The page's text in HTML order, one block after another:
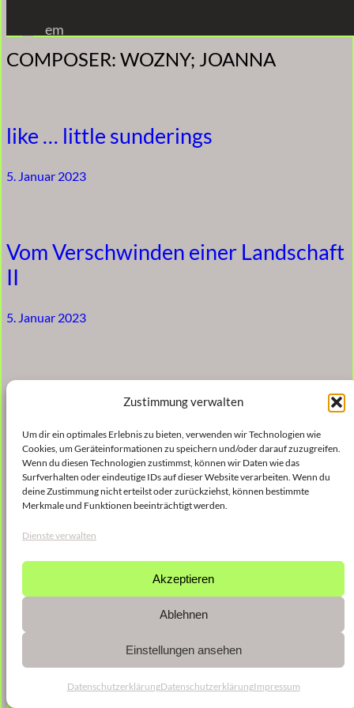
Zustimmung verwalten
Um dir ein optimales Erlebnis zu bieten, verwenden wir Technologien wie
Cookies, um Geräteinformationen zu speichern und/oder darauf zuzugreifen.
Wenn du diesen Technologien zustimmst, können wir Daten wie das
Surfverhalten oder eindeutige IDs auf dieser Website verarbeiten. Wenn du
deine Zustimmung nicht erteilst oder zurückziehst, können bestimmte
Merkmale und Funktionen beeinträchtigt werden.
Dienste verwalten
Akzeptieren
Ablehnen
Einstellungen ansehen
DatenschutzerklärungDatenschutzerklärungImpressum
Inhalt
springen
em
COMPOSER: WOZNY; JOANNA
like … little sunderings
5. Januar 2023
Vom Verschwinden einer Landschaft
II
5. Januar 2023